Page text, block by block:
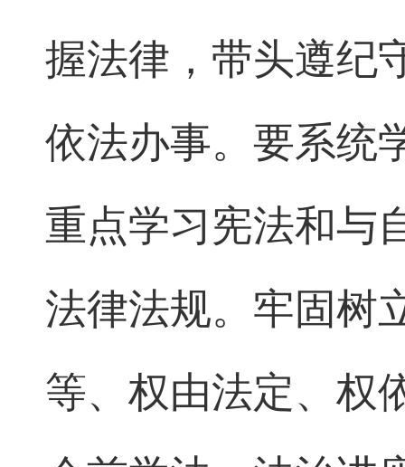
握法律，带头遵纪
依法办事。要系统
重点学习宪法和与
法律法规。牢固树
等、权由法定、权